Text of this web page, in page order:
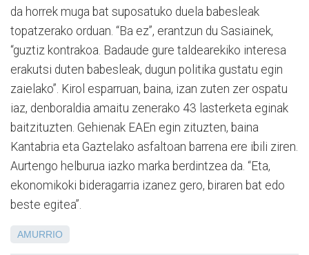
da horrek muga bat suposatuko duela babesleak
topatzerako orduan. “Ba ez”, erantzun du Sasiainek,
“guztiz kontrakoa. Badaude gure taldearekiko interesa
erakutsi duten babesleak, dugun politika gustatu egin
zaielako”. Kirol esparruan, baina, izan zuten zer ospatu
iaz, denboraldia amaitu zenerako 43 lasterketa eginak
baitzituzten. Gehienak EAEn egin zituzten, baina
Kantabria eta Gaztelako asfaltoan barrena ere ibili ziren.
Aurtengo helburua iazko marka berdintzea da. “Eta,
ekonomikoki bideragarria izanez gero, biraren bat edo
beste egitea”.
AMURRIO